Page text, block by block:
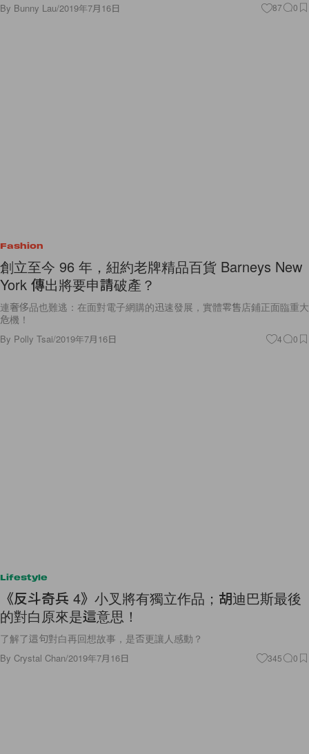
By Bunny Lau/2019年7月16日 87 0
Fashion
創立至今 96 年，紐約老牌精品百貨 Barneys New
York 傳出將要申請破產？
連奢侈品也難逃：在面對電子網購的迅速發展，實體零售店鋪正面臨重大
危機！
By Polly Tsai/2019年7月16日 4 0
Lifestyle
《反斗奇兵 4》小叉將有獨立作品；胡迪巴斯最後
的對白原來是這意思！
了解了這句對白再回想故事，是否更讓人感動？
By Crystal Chan/2019年7月16日 345 0